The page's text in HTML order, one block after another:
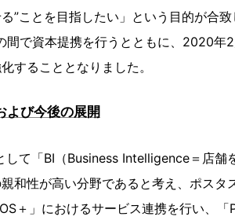
”ことを目指したい」という目的が合
間で資本提携を行うとともに、2020年
することとなりました。
び今後の展開
て「BI（Business Intelligence＝店舗
親和性が高い分野であると考え、ポス
＋」におけるサービス連携を行い、